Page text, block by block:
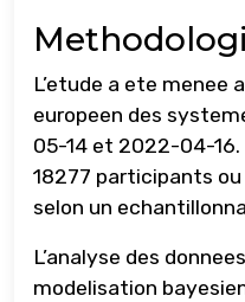
L’etude a ete menee
europeen des
05-14 et 2022-04-16.
18277 participants
selon un
L’analyse des
modelisation